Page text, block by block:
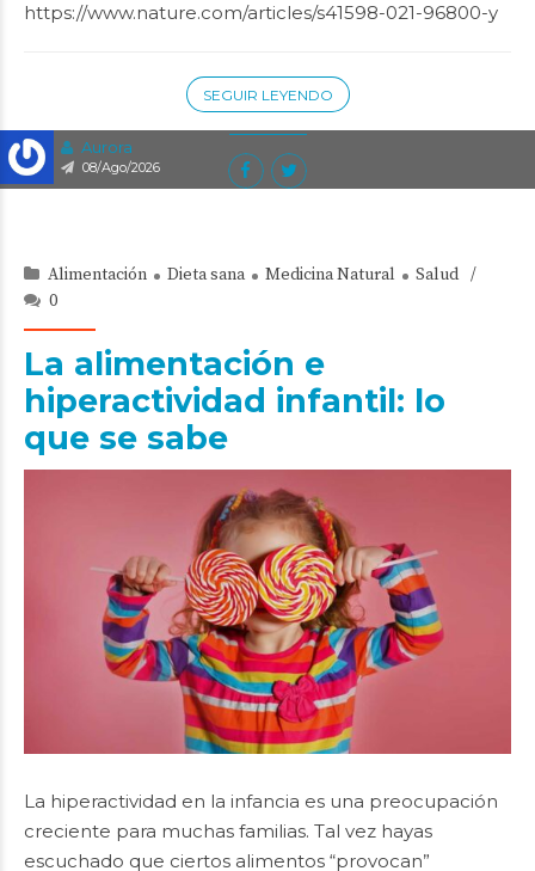
Aurora
08/Ago/2026
https://www.nature.com/articles/s41598-021-96800-y
SEGUIR LEYENDO
Alimentación Dieta sana Medicina Natural
Salud
0
La alimentación e
hiperactividad infantil: lo
que se sabe
La hiperactividad en la infancia es una preocupación
creciente para muchas familias. Tal vez hayas
escuchado que ciertos alimentos “provocan”